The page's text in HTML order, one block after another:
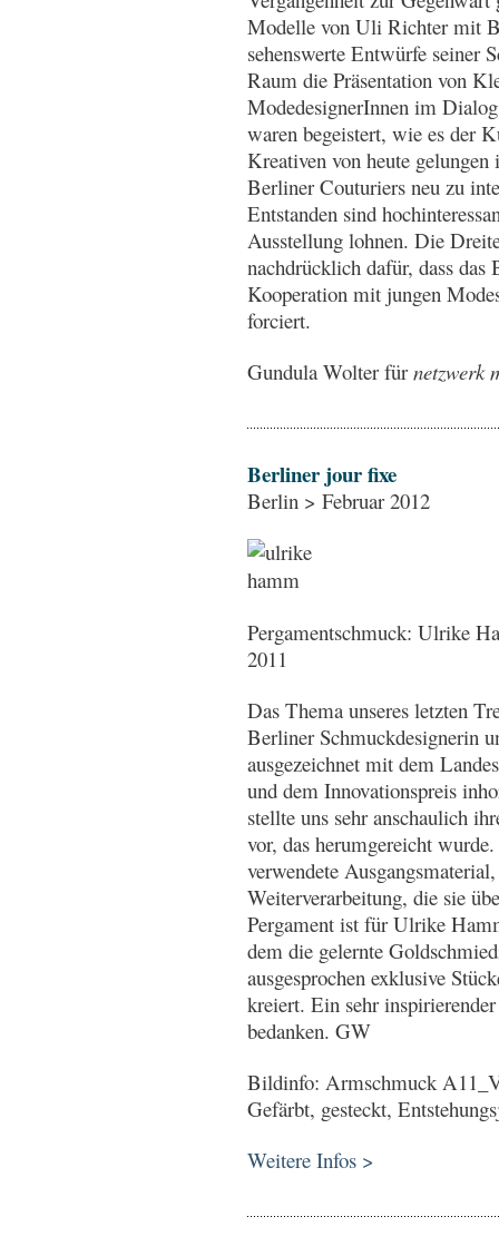
Modelle von Uli Richter mit
sehenswerte Entwürfe seiner
Raum die Präsentation von
ModedesignerInnen im
waren begeistert, wie es der
Kreativen von heute
Berliner Couturiers neu zu
Entstanden sind
Ausstellung lohnen. Die
nachdrücklich dafür, dass
Kooperation mit jungen
forciert.
Gundula Wolter fürnetzwerk
Berliner jour fixe
Berlin > Februar 2012
Pergamentschmuck: Ulrike
2011
Das Thema unseres letzten
Berliner Schmuckdesignerin
ausgezeichnet mit dem
und dem Innovationspreis
stellte uns sehr anschaulich
vor, das herumgereicht
verwendete
Weiterverarbeitung, die sie
Pergament ist für Ulrike
dem die gelernte
ausgesprochen exklusive
kreiert. Ein sehr
bedanken. GW
Bildinfo: Armschmuck
Gefärbt, gesteckt,
Weitere Infos >